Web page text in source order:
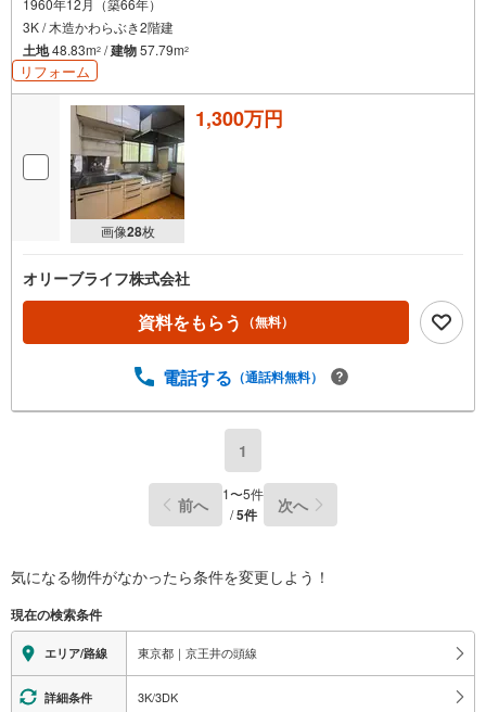
3K / 木造かわらぶき2階建
土地48.83m2 /建物57.79m2
リフォーム
画像28枚
1,300万円
オリーブライフ株式会社
資料をもらう （無料）
電話する （通話料無料）
1
前へ 1〜5件
/5件 次へ
気になる物件がなかったら条件を変更しよう！
現在の検索条件
エリア/路線 東京都｜京王井の頭線
詳細条件 3K/3DK